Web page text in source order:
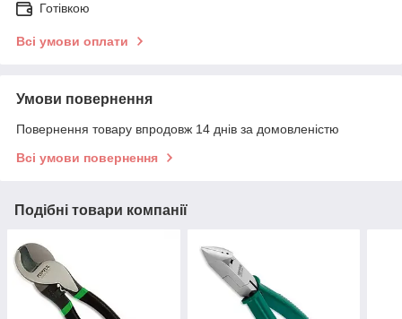
Готівкою
Всі умови оплати
Умови повернення
Повернення товару впродовж 14 днів за домовленістю
Всі умови повернення
Подібні товари компанії